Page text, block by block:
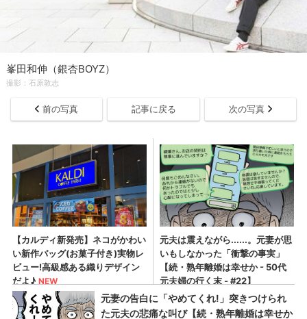
峯田和伸（銀杏BOYZ）
撮影：石原敦志
前の写真 記事に戻る 次の写真